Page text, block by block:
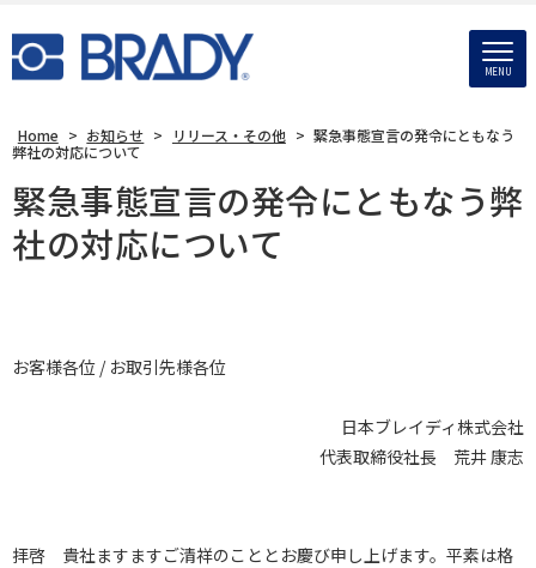
MENU
Home > お知らせ > リリース・その他 > 緊急事態宣言の発令にともなう
弊社の対応について
緊急事態宣言の発令にともなう弊
社の対応について
お客様各位 / お取引先様各位
日本ブレイディ株式会社
代表取締役社長 荒井 康志
拝啓 貴社ますますご清祥のこととお慶び申し上げます。平素は格